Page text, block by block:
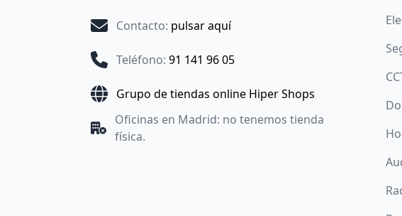
Contacto: pulsar aquí
Teléfono: 91 141 96 05
Grupo de tiendas online Hiper Shops
Oficinas en Madrid: no tenemos tienda
física.